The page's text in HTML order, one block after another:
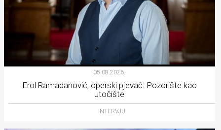
05.08.2026.
Erol Ramadanović, operski pjevač: Pozorište kao
utočište
INTERVJU